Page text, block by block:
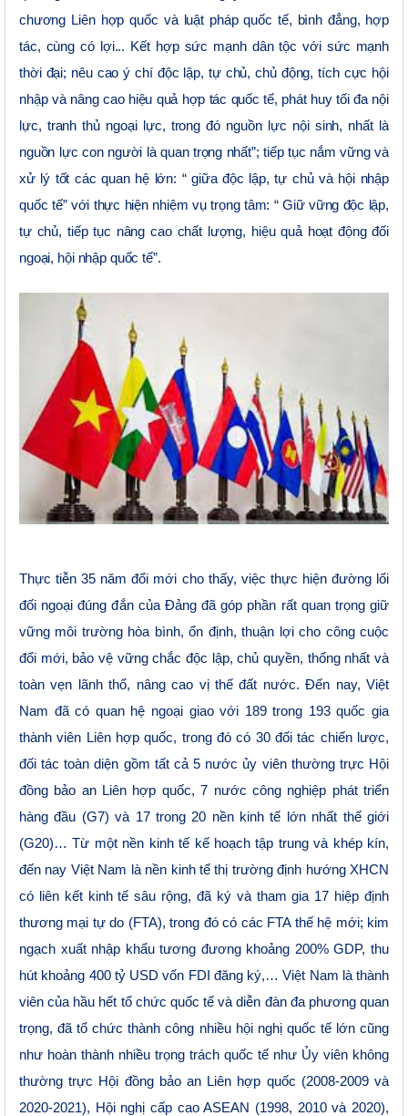
chương Liên hợp quốc và luật pháp quốc tế, bình đẳng, hợp
tác, cùng có lợi... Kết hợp sức mạnh dân tộc với sức mạnh
thời đại; nêu cao ý chí độc lập, tự chủ, chủ động, tích cực hội
nhập và nâng cao hiệu quả hợp tác quốc tế, phát huy tối đa nội
lực, tranh thủ ngoại lực, trong đó nguồn lực nội sinh, nhất là
nguồn lực con người là quan trọng nhất”; tiếp tục nắm vững và
xử lý tốt các quan hệ lớn: “ giữa độc lập, tự chủ và hội nhập
quốc tế” với thực hiện nhiệm vụ trọng tâm: “ Giữ vững độc lập,
tự chủ, tiếp tục nâng cao chất lượng, hiệu quả hoạt động đối
ngoại, hội nhập quốc tế”.
Thực tiễn 35 năm đổi mới cho thấy, việc thực hiện đường lối
đối ngoại đúng đắn của Đảng đã góp phần rất quan trọng giữ
vững môi trường hòa bình, ổn định, thuận lợi cho công cuộc
đổi mới, bảo vệ vững chắc độc lập, chủ quyền, thống nhất và
toàn vẹn lãnh thổ, nâng cao vị thế đất nước. Đến nay, Việt
Nam đã có quan hệ ngoại giao với 189 trong 193 quốc gia
thành viên Liên hợp quốc, trong đó có 30 đối tác chiến lược,
đối tác toàn diện gồm tất cả 5 nước ủy viên thường trực Hội
đồng bảo an Liên hợp quốc, 7 nước công nghiệp phát triển
hàng đầu (G7) và 17 trong 20 nền kinh tế lớn nhất thế giới
(G20)… Từ một nền kinh tế kế hoạch tập trung và khép kín,
đến nay Việt Nam là nền kinh tế thị trường định hướng XHCN
có liên kết kinh tế sâu rộng, đã ký và tham gia 17 hiệp định
thương mại tự do (FTA), trong đó có các FTA thế hệ mới; kim
ngạch xuất nhập khẩu tương đương khoảng 200% GDP, thu
hút khoảng 400 tỷ USD vốn FDI đăng ký,… Việt Nam là thành
viên của hầu hết tổ chức quốc tế và diễn đàn đa phương quan
trọng, đã tổ chức thành công nhiều hội nghị quốc tế lớn cũng
như hoàn thành nhiều trọng trách quốc tế như Ủy viên không
thường trực Hội đồng bảo an Liên hợp quốc (2008-2009 và
2020-2021), Hội nghị cấp cao ASEAN (1998, 2010 và 2020),